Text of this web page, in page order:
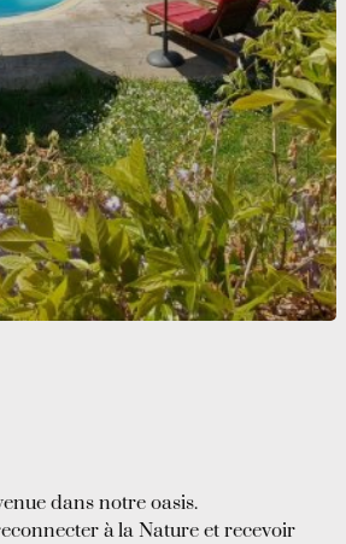
dans notre oasis.
à la Nature et recevoir